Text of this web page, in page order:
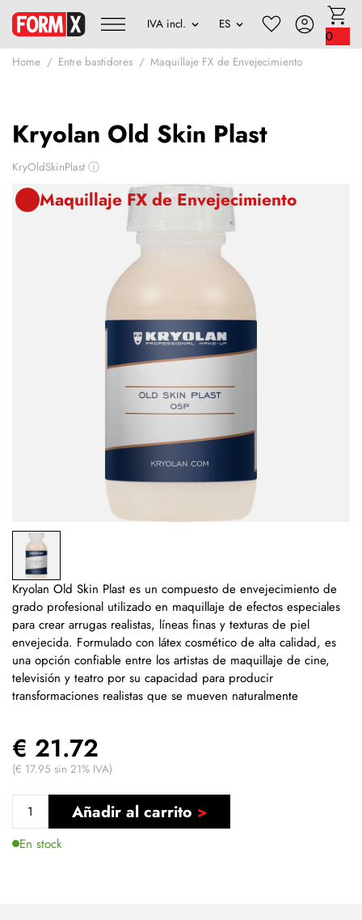
0
Home Entre bastidores Maquillaje FX de Envejecimiento
Kryolan Old Skin Plast
KryOldSkinPlast ⓘ
Maquillaje FX de Envejecimiento
Kryolan Old Skin Plast es un compuesto de envejecimiento de
grado profesional utilizado en maquillaje de efectos especiales
para crear arrugas realistas, líneas finas y texturas de piel
envejecida. Formulado con látex cosmético de alta calidad, es
una opción confiable entre los artistas de maquillaje de cine,
televisión y teatro por su capacidad para producir
transformaciones realistas que se mueven naturalmente
€ 21.72
(€ 17.95 sin 21% IVA)
Añadir al carrito
En stock